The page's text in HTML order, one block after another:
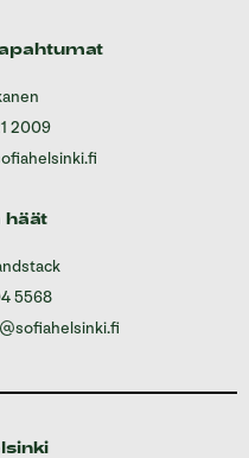
2009
häät
5568